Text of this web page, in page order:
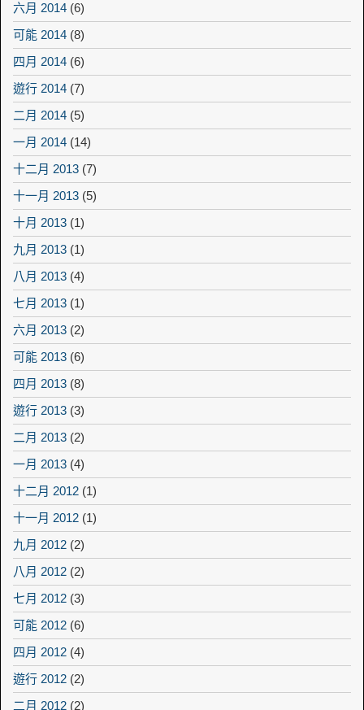
六月 2014 (6)
可能 2014 (8)
四月 2014 (6)
遊行 2014 (7)
二月 2014 (5)
一月 2014 (14)
十二月 2013 (7)
十一月 2013 (5)
十月 2013 (1)
九月 2013 (1)
八月 2013 (4)
七月 2013 (1)
六月 2013 (2)
可能 2013 (6)
四月 2013 (8)
遊行 2013 (3)
二月 2013 (2)
一月 2013 (4)
十二月 2012 (1)
十一月 2012 (1)
九月 2012 (2)
八月 2012 (2)
七月 2012 (3)
可能 2012 (6)
四月 2012 (4)
遊行 2012 (2)
二月 2012 (2)